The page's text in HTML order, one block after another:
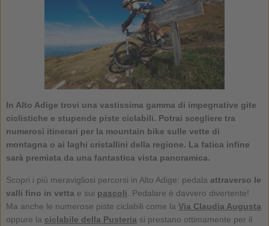
In Alto Adige trovi una vastissima gamma di impegnative gite
ciclistiche e stupende piste ciclabili. Potrai scegliere tra
numerosi itinerari per la mountain bike sulle vette di
montagna o ai laghi cristallini della regione. La fatica infine
sarà premiata da una fantastica vista panoramica.
Scopri i più meravigliosi percorsi in Alto Adige: pedala attraverso le
valli fino in vetta e sui pascoli . Pedalare è davvero divertente!
Ma anche le numerose piste ciclabili come la Via Claudia Augusta
oppure la ciclabile della Pusteria si prestano ottimamente per il